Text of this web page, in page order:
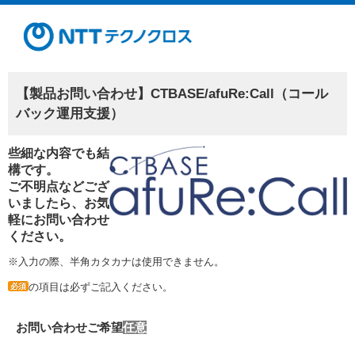
【製品お問い合わせ】CTBASE/afuRe:Call（コール
バック運用支援）
些細な内容でも結
構です。
ご不明点などござ
いましたら、お気
軽にお問い合わせ
ください。
※入力の際、半角カタカナは使用できません。
必須 の項目は必ずご記入ください。
お問い合わせご希望